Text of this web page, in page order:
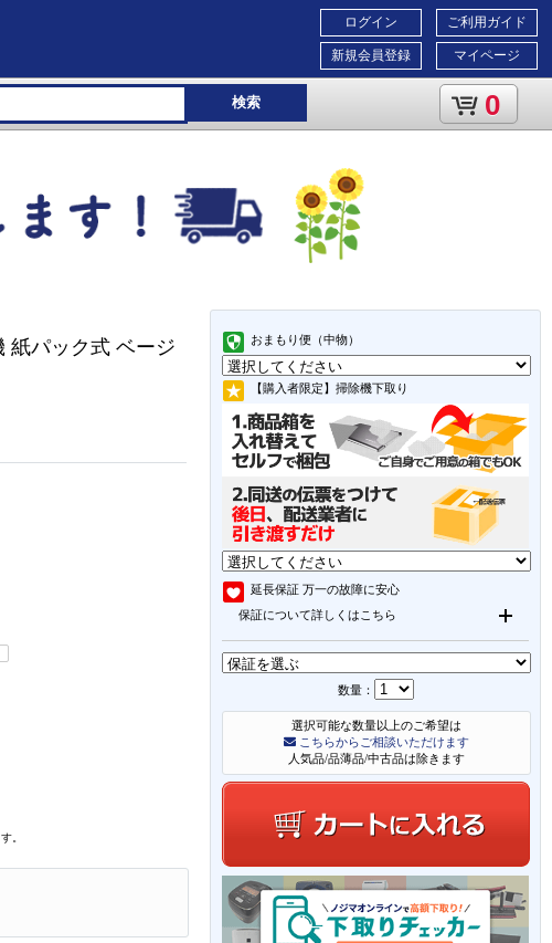
ご利用ガイド
マイページ
ログイン
新規会員登録
検索 0
おまもり便（中物）
【購入者限定】掃除機下取り
延長保証 万一の故障に安心
保証について詳しくはこちら
数量：
選択可能な数量以上のご希望は
こちらからご相談いただけます
人気品/品薄品/中古品は除きます
紙パック式 ベージ
。